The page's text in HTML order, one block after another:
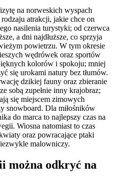
na norweskich wyspach
atrakcji, jakie chce on
nasilenia turystyki; od czerwca
a dni najdłuższe, co sprzyja
powietrzu. W tym okresie
wędrówek oraz sportów
kolorów i spokoju; mniej
się urokami natury bez tłumów.
dzikiej fauny oraz zbieranie
sobą zupełnie inny krajobraz;
się miejscem zimowych
snowboard. Dla miłośników
do marca to najlepszy czas na
Wiosna natomiast to czas
oraz powracające ptaki
malowniczy.
można odkryć na